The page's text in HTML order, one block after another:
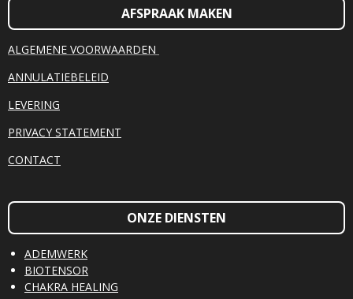
AFSPRAAK MAKEN
ALGEMENE VOORWAARDEN
ANNULATIEBELEID
LEVERING
PRIVACY STATEMENT
CONTACT
ONZE DIENSTEN
ADEMWERK
BIOTENSOR
CHAKRA HEALING